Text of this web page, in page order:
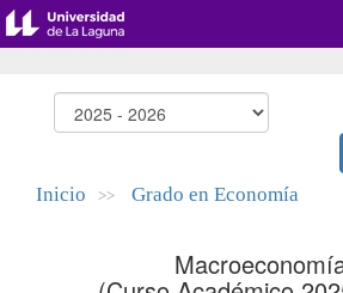
Inicio >> Grado en Economía